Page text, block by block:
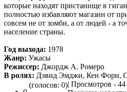
которые находят пристанище в
полностью избавляют магазин от
совсем не от зомби, а от людей - а
население страны.
Год выхода: 1978
Жанр: Ужасы
Режиссер: Джордж А. Ромеро
В ролях: Дэвид Эмджи, Кен Фори,
(голосов: 0)| Просмотров - 44